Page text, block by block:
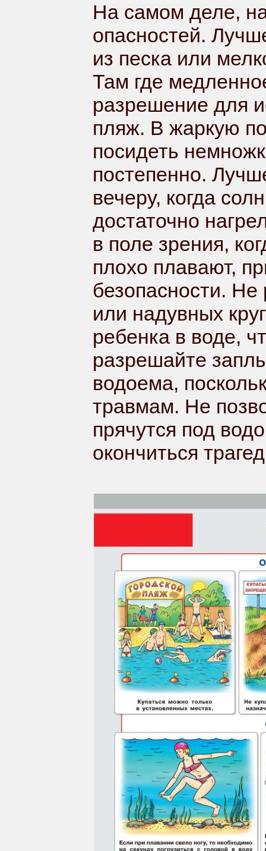
На самом деле,
опасностей.
из песка или
Там где
разрешение для
пляж. В жаркую
посидеть
постепенно.
вечеру, когда
достаточно
в поле зрения,
плохо плавают,
безопасности. Не
или надувных
ребенка в воде,
разрешайте
водоема,
травмам. Не
прячутся под
окончиться